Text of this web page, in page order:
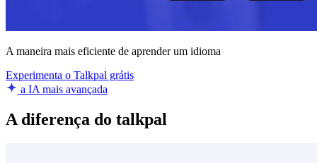
A maneira mais eficiente de aprender um idioma
Experimenta o Talkpal grátis
a IA mais avançada
A diferença do talkpal